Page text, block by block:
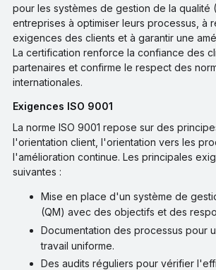
pour les systèmes de gestion de la qualité
entreprises à optimiser leurs processus, à
exigences des clients et à garantir une
La certification renforce la confiance des
partenaires et confirme le respect des
internationales.
Exigences ISO 9001
La norme ISO 9001 repose sur des
l'orientation client, l'orientation vers les
l'amélioration continue. Les principales
suivantes :
Mise en place d'un système de
(QM) avec des objectifs et des
Documentation des processus pour
travail uniforme.
Des audits réguliers pour vérifier